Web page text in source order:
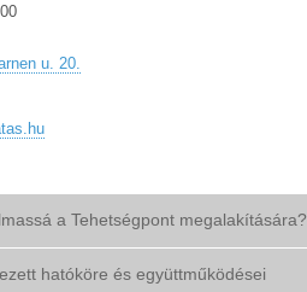
u. 20.
a Tehetségpont megalakítására?
hatóköre és együttműködései